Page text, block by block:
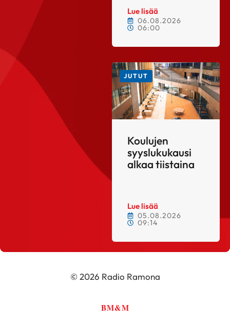
Lue lisää
06.08.2026
06:00
JUTUT
Koulujen
syyslukukausi
alkaa tiistaina
Lue lisää
05.08.2026
09:14
© 2026 Radio Ramona
BM&M